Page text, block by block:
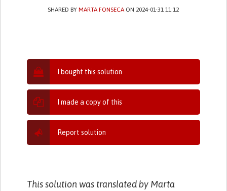
SHARED BYMARTA FONSECA ON 2024-01-31 11:12
I bought this solution
I made a copy of this
Report solution
This solution was translated by Marta